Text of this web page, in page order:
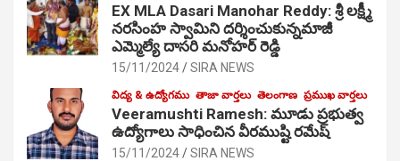
EX MLA Dasari Manohar Reddy: శ్రీ లక్ష్మీ
నరసింహ స్వామిని దర్శించుకున్నమాజీ
ఎమ్మెల్యే దాసరి మనోహర్ రెడ్డి
15/11/2024 SIRA NEWS
విద్య & ఉద్యోగము తాజా వార్తలు తెలంగాణ ప్రముఖ వార్తలు
Veeramushti Ramesh: మూడు ప్రభుత్వ
ఉద్యోగాలు సాధించిన వీరముష్టి రమేష్
15/11/2024 SIRA NEWS